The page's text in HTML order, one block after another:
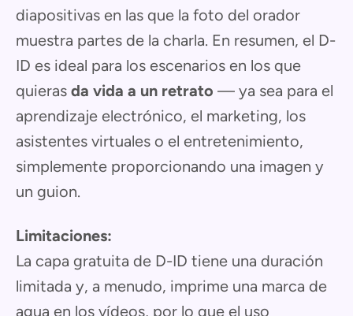
diapositivas en las que la foto del orador
muestra partes de la charla. En resumen, el D-
ID es ideal para los escenarios en los que
quieras da vida a un retrato — ya sea para el
aprendizaje electrónico, el marketing, los
asistentes virtuales o el entretenimiento,
simplemente proporcionando una imagen y
un guion.
Limitaciones:
La capa gratuita de D-ID tiene una duración
limitada y, a menudo, imprime una marca de
agua en los vídeos, por lo que el uso